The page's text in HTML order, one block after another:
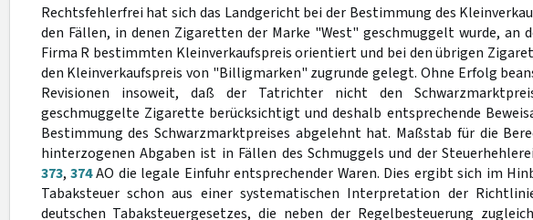
Rechtsfehlerfrei hat sich das Landgericht bei der Bestimmung des
den Fällen, in denen Zigaretten der Marke "West" geschmuggelt wurde, an
Firma R bestimmten Kleinverkaufspreis orientiert und bei den übrigen
den Kleinverkaufspreis von "Billigmarken" zugrunde gelegt. Ohne Erfolg
Revisionen insoweit, daß der Tatrichter nicht den
geschmuggelte Zigarette berücksichtigt und deshalb entsprechende
Bestimmung des Schwarzmarktpreises abgelehnt hat. Maßstab für die
hinterzogenen Abgaben ist in Fällen des Schmuggels und der
373, 374AO die legale Einfuhr entsprechender Waren. Dies ergibt sich im
Tabaksteuer schon aus einer systematischen Interpretation der
deutschen Tabaksteuergesetzes, die neben der Regelbesteuerung